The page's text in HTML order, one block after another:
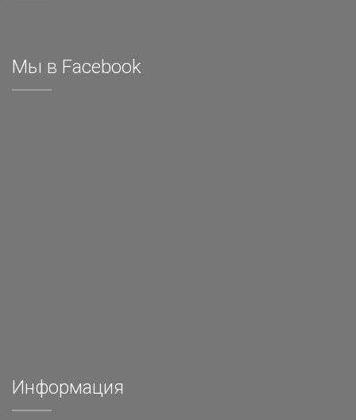
Мы в Facebook
Информация